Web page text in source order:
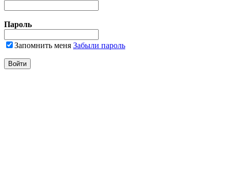
Пароль
Запомнить меня Забыли пароль